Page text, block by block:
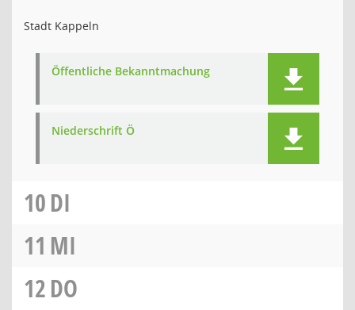
Stadt Kappeln
Öffentliche Bekanntmachung
Niederschrift Ö
10DI
11 MI
12DO